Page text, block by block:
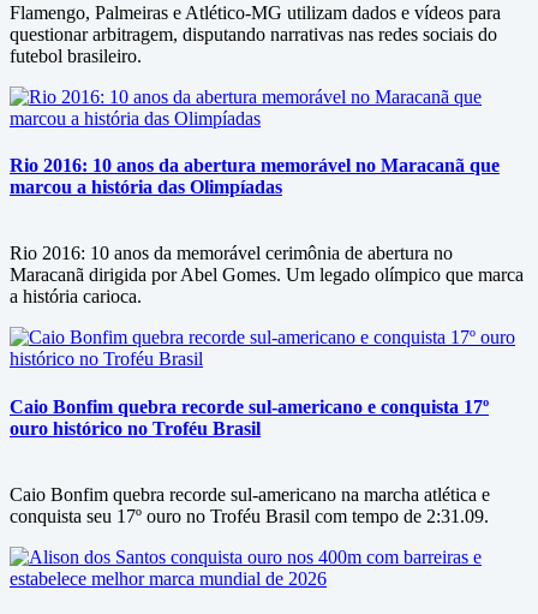
Flamengo, Palmeiras e Atlético-MG utilizam dados e vídeos para
questionar arbitragem, disputando narrativas nas redes sociais do
futebol brasileiro.
Rio 2016: 10 anos da abertura memorável no Maracanã que
marcou a história das Olimpíadas
Rio 2016: 10 anos da memorável cerimônia de abertura no
Maracanã dirigida por Abel Gomes. Um legado olímpico que marca
a história carioca.
Caio Bonfim quebra recorde sul-americano e conquista 17º
ouro histórico no Troféu Brasil
Caio Bonfim quebra recorde sul-americano na marcha atlética e
conquista seu 17º ouro no Troféu Brasil com tempo de 2:31.09.